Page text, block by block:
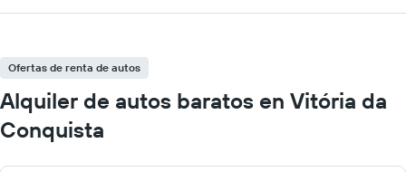
Ofertas de renta de autos
Alquiler de autos baratos en Vitória da
Conquista